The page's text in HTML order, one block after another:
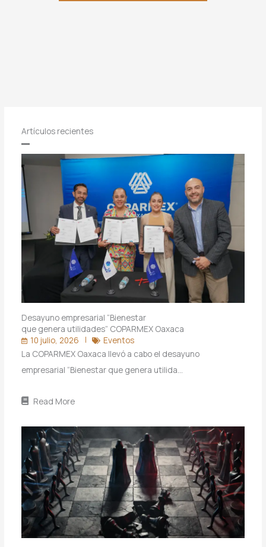
Artículos recientes
Desayuno empresarial “Bienestar
que genera utilidades” COPARMEX Oaxaca
10 julio, 2026
Eventos
La COPARMEX Oaxaca llevó a cabo el desayuno
empresarial “Bienestar que genera utilida…
Read More